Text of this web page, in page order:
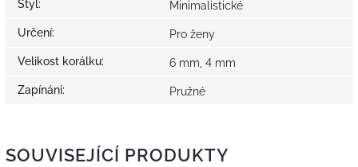
Styl: Minimalistické
Určení: Pro ženy
Velikost korálku: 6 mm, 4 mm
Zapínání: Pružné
SOUVISEJÍCÍ PRODUKTY